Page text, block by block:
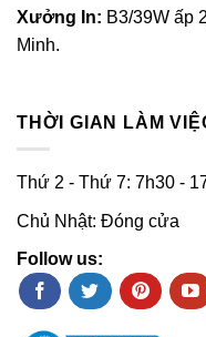
Xưởng In: B3/39W ấp
Minh.
THỜI GIAN LÀM
Thứ 2 - Thứ 7: 7h30 -
Chủ Nhật: Đóng cửa
Follow us: